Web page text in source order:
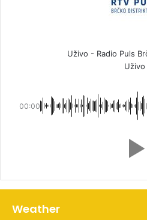
Uživo - Radio Puls
Uživo
00:00
Weather